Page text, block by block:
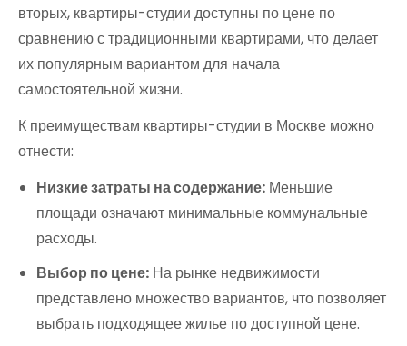
вторых, квартиры-студии доступны по цене по
сравнению с традиционными квартирами, что делает
их популярным вариантом для начала
самостоятельной жизни.
К преимуществам квартиры-студии в Москве можно
отнести:
Низкие затраты на содержание: Меньшие
площади означают минимальные коммунальные
расходы.
Выбор по цене: На рынке недвижимости
представлено множество вариантов, что позволяет
выбрать подходящее жилье по доступной цене.